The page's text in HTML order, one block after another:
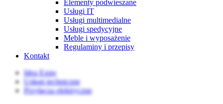
Elementy podwieszane
Usługi IT
Usługi multimedialne
Usługi spedycyjne
Meble i wyposażenie
Regulaminy i przepisy
Kontakt
Idea Expo
Usługi techniczne
Przyłącza elektryczne